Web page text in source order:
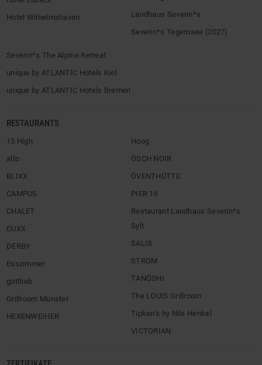
Hotel Wilhelmshaven
Landhaus Severin*s
Severin*s Tegernsee (2027)
Severin*s The Alpine Retreat
unique by ATLANTIC Hotels Kiel
unique by ATLANTIC Hotels Bremen
RESTAURANTS
15 High
alto
BLIXX
CAMPUS
CHALET
CUXX
DERBY
Esszimmer
gottlieb
Grillroom Münster
HEXENWEIHER
Hoog
ÖSCH NOIR
ÖVENTHÜTTE
PIER 16
Restaurant Landhaus Severin*s
Sylt
SALIS
STROM
TANÖSHI
The LOUIS Grillroom
Tipken’s by Nils Henkel
VICTORIAN